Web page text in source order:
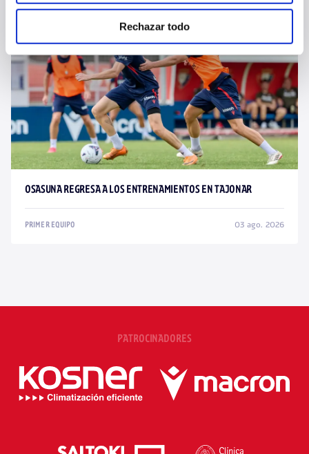
Rechazar todo
OSASUNA REGRESA A LOS ENTRENAMIENTOS EN TAJONAR
PRIMER EQUIPO 03 ago. 2026
PATROCINADORES